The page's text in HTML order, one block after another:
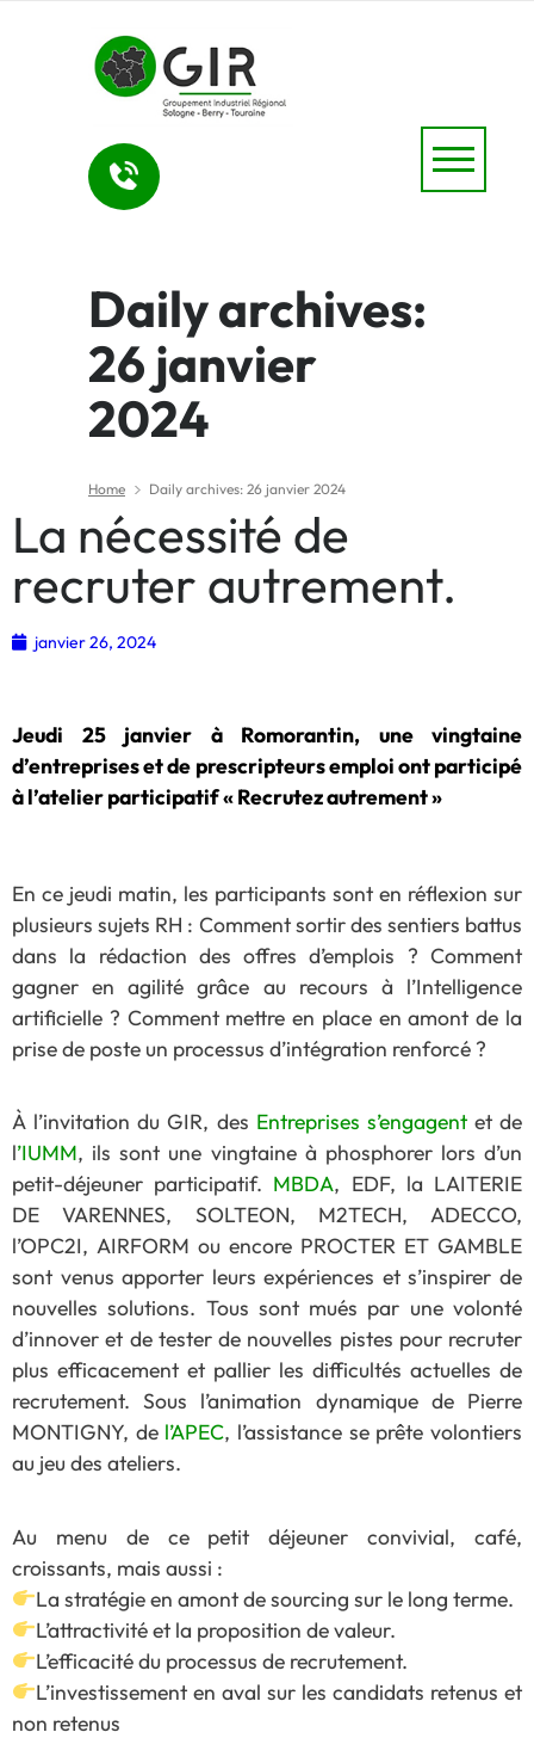
Daily archives:
26 janvier
2024
Home Daily archives: 26 janvier 2024
La nécessité de
recruter autrement.
janvier 26, 2024
Jeudi 25 janvier à Romorantin, une vingtaine
d’entreprises et de prescripteurs emploi ont participé
à l’atelier participatif « Recrutez autrement »
En ce jeudi matin, les participants sont en réflexion sur
plusieurs sujets RH : Comment sortir des sentiers battus
dans la rédaction des offres d’emplois ? Comment
gagner en agilité grâce au recours à l’Intelligence
artificielle ? Comment mettre en place en amont de la
prise de poste un processus d’intégration renforcé ?
À l’invitation du GIR, des Entreprises s’engagentet de
l’IUMM, ils sont une vingtaine à phosphorer lors d’un
petit-déjeuner participatif. MBDA, EDF, la LAITERIE
DE VARENNES, SOLTEON, M2TECH, ADECCO,
l’OPC2I, AIRFORM ou encore PROCTER ET GAMBLE
sont venus apporter leurs expériences et s’inspirer de
nouvelles solutions. Tous sont mués par une volonté
d’innover et de tester de nouvelles pistes pour recruter
plus efficacement et pallier les difficultés actuelles de
recrutement. Sous l’animation dynamique de Pierre
MONTIGNY, del’APEC, l’assistance se prête volontiers
au jeu des ateliers.
Au menu de ce petit déjeuner convivial, café,
croissants, mais aussi :
La stratégie en amont de sourcing sur le long terme.
L’attractivité et la proposition de valeur.
L’efficacité du processus de recrutement.
L’investissement en aval sur les candidats retenus et
non retenus